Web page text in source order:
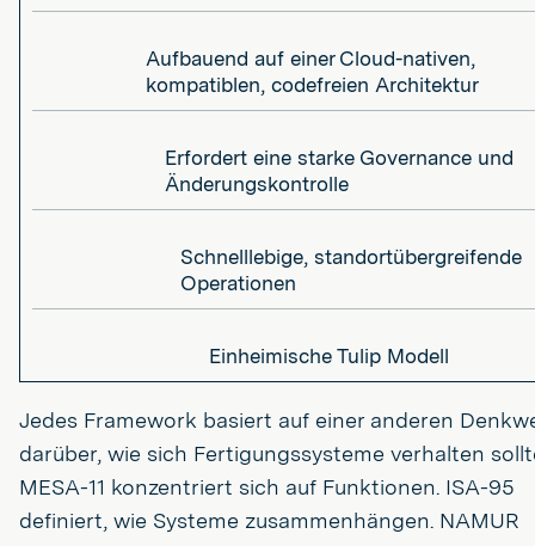
Aufbauend auf einer Cloud-nativen,
kompatiblen, codefreien Architektur
Erfordert eine starke Governance und
Änderungskontrolle
Schnelllebige, standortübergreifende
Operationen
Einheimische Tulip Modell
Jedes Framework basiert auf einer anderen
darüber, wie sich Fertigungssysteme verhalten
MESA-11 konzentriert sich auf Funktionen. ISA-95
definiert, wie Systeme zusammenhängen. NAMUR